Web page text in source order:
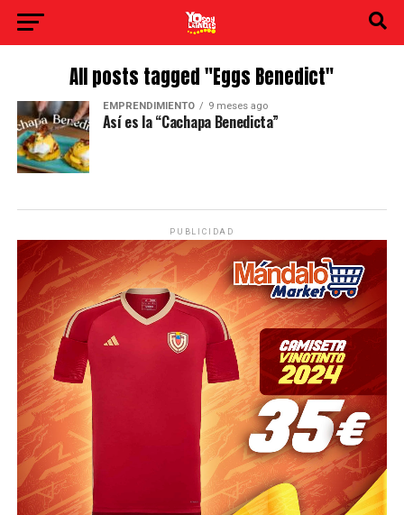
All posts tagged "Eggs Benedict"
EMPRENDIMIENTO 9 meses ago
Así es la “Cachapa Benedicta”
PUBLICIDAD